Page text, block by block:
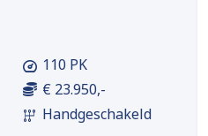
110 PK
€ 23.950,-
Handgeschakeld